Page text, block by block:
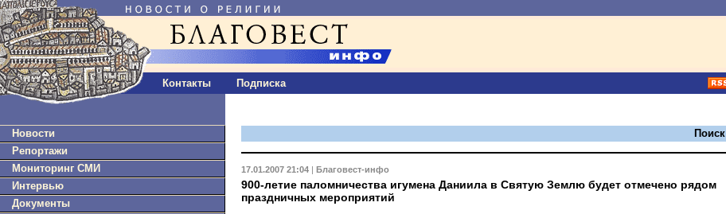
Контакты Подписка
Новости
Репортажи
Мониторинг СМИ
Интервью
Документы
Поиск
17.01.2007 21:04 | Благовест-инфо
900-летие паломничества игумена Даниила в Святую Землю будет отмечено рядом
праздничных мероприятий